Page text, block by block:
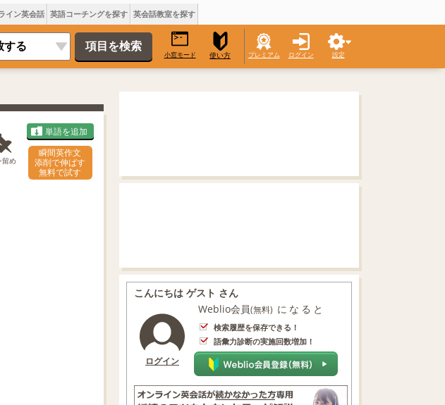
イン英会話 英語コーチングを探す 英会話教室を探す
小窓モード 使い方 プレミアム ログイン 設定
留め
単語を追加
瞬間英作文
添削で伸ばす
無料で試す
こんにちは ゲスト さん
ログイン
Weblio会員(無料) になると
検索履歴を保存できる！
語彙力診断の実施回数増加！